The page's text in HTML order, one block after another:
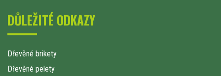
DŮLEŽITÉ ODKAZY
Dřevěné brikety
Dřevěné pelety